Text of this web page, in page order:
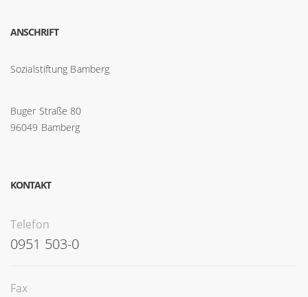
ANSCHRIFT
Sozialstiftung Bamberg
Buger Straße 80
96049 Bamberg
KONTAKT
Telefon
0951 503-0
Fax